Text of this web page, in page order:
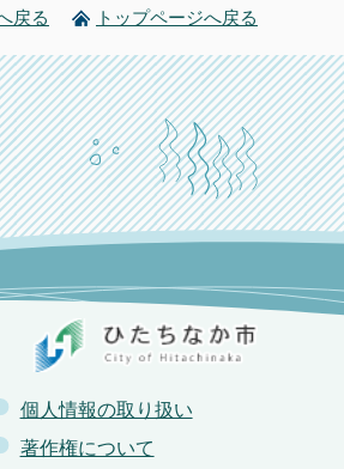
戻る トップページへ戻る
個人情報の取り扱い
著作権について